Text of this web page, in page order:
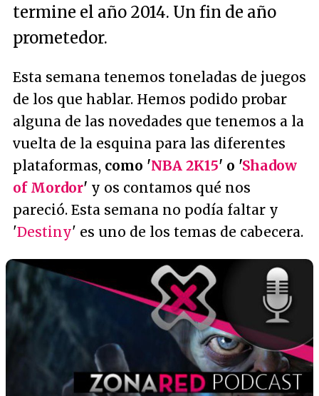
termine el año 2014. Un fin de año
prometedor.
Esta semana tenemos toneladas de juegos
de los que hablar. Hemos podido probar
alguna de las novedades que tenemos a la
vuelta de la esquina para las diferentes
plataformas, como 'NBA 2K15' o 'Shadow
of Mordor' y os contamos qué nos
pareció. Esta semana no podía faltar y
'Destiny' es uno de los temas de cabecera.